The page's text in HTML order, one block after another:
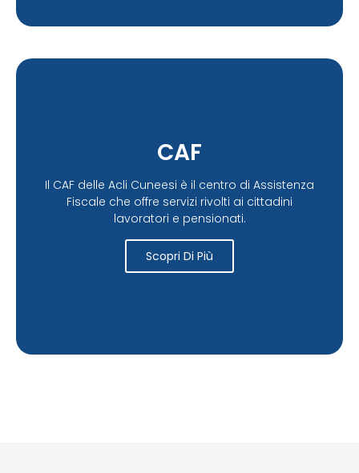
CAF
Il CAF delle Acli Cuneesi è il centro di Assistenza
Fiscale che offre servizi rivolti ai cittadini
lavoratori e pensionati.
Scopri Di Più